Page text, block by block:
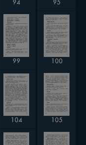
94 95
99 100
104 105